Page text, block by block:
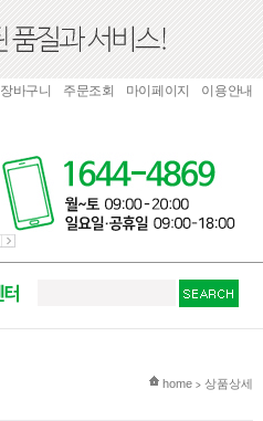
장바구니 주문조회 마이페이지 이용안내
현재 위치
home > 상품상세